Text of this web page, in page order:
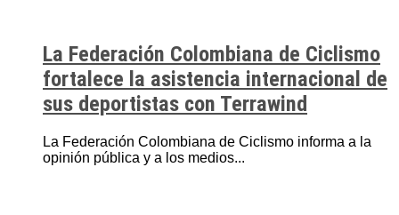
La Federación Colombiana de Ciclismo
fortalece la asistencia internacional de
sus deportistas con Terrawind
La Federación Colombiana de Ciclismo informa a la
opinión pública y a los medios...